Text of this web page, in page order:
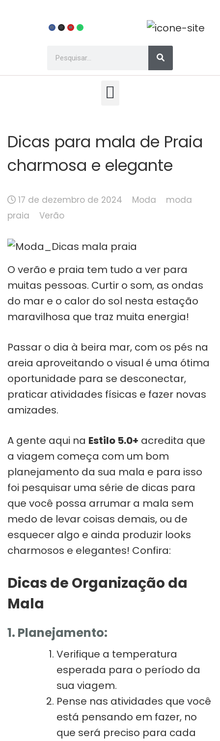
Dicas para mala de Praia
charmosa e elegante
17 de dezembro de 2024 Moda
moda
praia
Verão
O verão e praia tem tudo a ver para
muitas pessoas. Curtir o som, as ondas
do mar e o calor do sol nesta estação
maravilhosa que traz muita energia!
Passar o dia à beira mar, com os pés na
areia aproveitando o visual é uma ótima
oportunidade para se desconectar,
praticar atividades físicas e fazer novas
amizades.
A gente aqui na Estilo 5.0+ acredita que
a viagem começa com um bom
planejamento da sua mala e para isso
foi pesquisar uma série de dicas para
que você possa arrumar a mala sem
medo de levar coisas demais, ou de
esquecer algo e ainda produzir looks
charmosos e elegantes! Confira:
Dicas de Organização da
Mala
1. Planejamento:
Verifique a temperatura
esperada para o período da
sua viagem.
Pense nas atividades que você
está pensando em fazer, no
que será preciso para cada